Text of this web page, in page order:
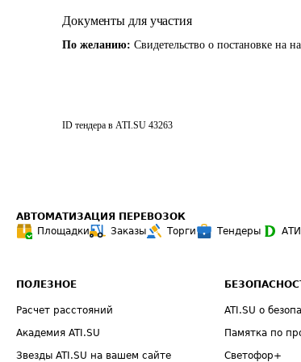
Документы для участия
По желанию: Свидетельство о постановке на
ID тендера в ATI.SU 43263
АВТОМАТИЗАЦИЯ ПЕРЕВОЗОК
Площадки
Заказы Торги Тендеры
ПОЛЕЗНОЕ
Расчет расстояний
Академия ATI.SU
Звезды ATI.SU на вашем сайте
ATI.SU о
Памятка по
Светофор+